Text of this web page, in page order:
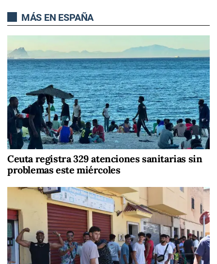
MÁS EN ESPAÑA
Ceuta registra 329 atenciones sanitarias sin
problemas este miércoles